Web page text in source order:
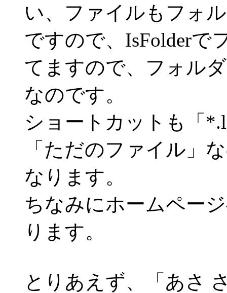
い、ファイルもフォ
ですので、IsFolderで
てますので、フォル
なのです。
ショートカットも「
「ただのファイル」
なります。
ちなみにホームペー
ります。
とりあえず、「あさ